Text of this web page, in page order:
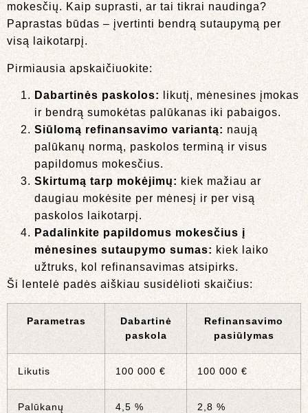
mokesčių. Kaip suprasti, ar tai tikrai naudinga?
Paprastas būdas – įvertinti bendrą sutaupymą per
visą laikotarpį.
Pirmiausia apskaičiuokite:
Dabartinės paskolos: likutį, mėnesines įmokas
ir bendrą sumokėtas palūkanas iki pabaigos.
Siūlomą refinansavimo variantą: naują
palūkanų normą, paskolos terminą ir visus
papildomus mokesčius.
Skirtumą tarp mokėjimų: kiek mažiau ar
daugiau mokėsite per mėnesį ir per visą
paskolos laikotarpį.
Padalinkite papildomus mokesčius į
mėnesines sutaupymo sumas: kiek laiko
užtruks, kol refinansavimas atsipirks.
Ši lentelė padės aiškiau susidėlioti skaičius:
Parametras
Dabartinė
paskola
Refinansavimo
pasiūlymas
Likutis 100 000 € 100 000 €
Palūkanų 4,5 % 2,8 %